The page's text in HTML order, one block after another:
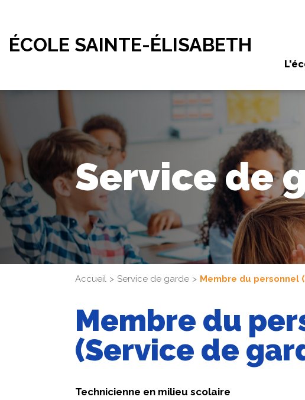
ÉCOLE SAINTE-ÉLISABETH
Service de
Accueil Service de garde Membre du personnel
Membre du
(Service de
Technicienne en milieu scolaire